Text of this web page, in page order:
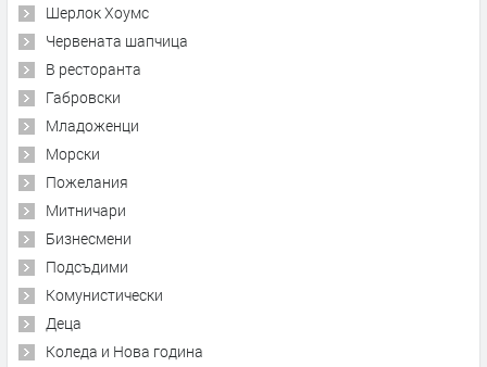
Шерлок Хоумс
Червената шапчица
В ресторанта
Габровски
Младоженци
Морски
Пожелания
Митничари
Бизнесмени
Подсъдими
Комунистически
Деца
Коледа и Нова година